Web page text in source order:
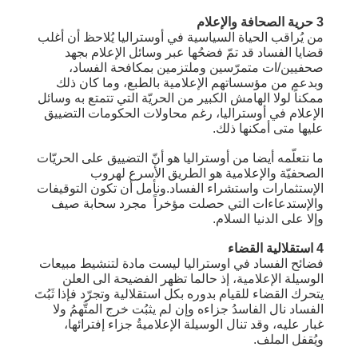
3 حرية الصحافة والإعلام
من يُراقب الحياة السياسية في أوستراليا يُلاحظ أن أغلب
قضايا الفساد قد تمّ فضحُها عبر وسائل الإعلام بجهد
صحفيين/ات متمرّسين وملتزمين بمكافحة الفساد،
وبدعم من مؤسساتهم الإعلامية بالطبع، وما كان ذلك
ممكناً لولا الهامش الكبير من الحريّة التي تتمتع به وسائل
الإعلام في أوستراليا، رغم محاولات الحكومات التضييق
عليها متى أمكنها ذلك.
ما نتعلّمه أيضا من أوستراليا هو أنّ التضييق على الحريّات
الصحفيّة والإعلامية هو الطريق الأسرع لهروب
الإستثمارات واستشراء الفساد.ونأمل أن تكون التوقيفات
والإستدعاءات التي حصلت مؤخراً مجرد سحابة صيف
وإلا على الدنيا السلام.
4 استقلالية القضاء
فضائح الفساد في اوستراليا ليست مادة لتنشيط مبيعات
الوسيلة الإعلامية، إذ حالما تظهر الفضيحة الى العلن
يتحرك القضاء للقيام بدوره بكل استقلالية وتجرّد فإذا ثَبُتَ
الفساد نال الفاسدُ جزاءه وإن لم يثبُت خرج المتَّهمُ ولا
غبار عليه، وقد تنال الوسيلة الإعلاميةُ جزاء إفترائها،
ويُقفل الملف.